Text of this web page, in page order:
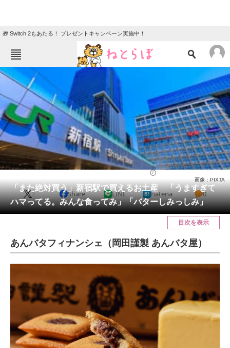
🎁 Switch 2もあたる！ プレゼントキャンペーン実施中！
ねとらぼメニュー
TOP
エンタメ クイズ
グルメ
住まい 教育・育児
動物 リサーチ
会員記事
メディア
ITの今と未来を見通す
スマホと通信の最新トレンド
進化するPCとデバイスの未来
好きが集まる 比べて選べる
ビジネスと働き方のヒント
「また絶対買う」新宿駅で買えるお土産 「うますぎて
ハマってる。みんな食ってみ」「バターしみっしみ」
画像：PIXTA
X Share LINE hatena 0
目次を表示
あんバタフィナンシェ（岡田謹製 あんバタ屋）